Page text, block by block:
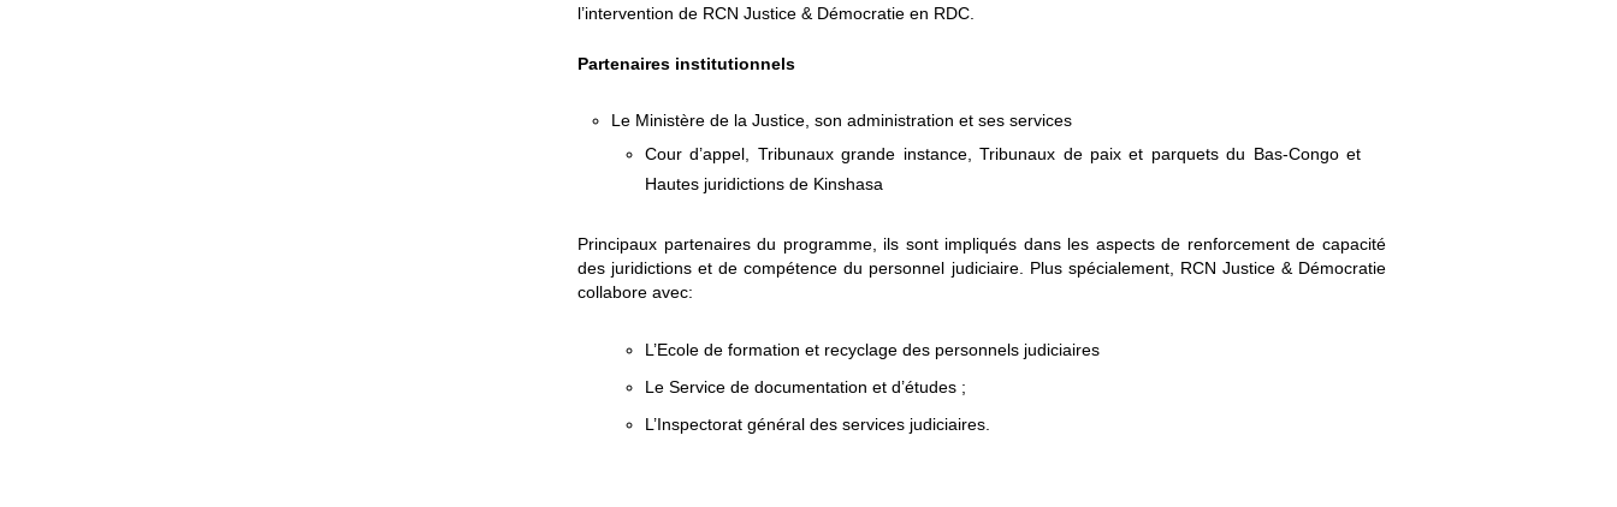
l’intervention de RCN Justice & Démocratie en RDC.
Partenaires institutionnels
Le Ministère de la Justice, son administration et ses services
Cour d’appel, Tribunaux grande instance, Tribunaux de paix et parquets du Bas-Congo et
Hautes juridictions de Kinshasa
Principaux partenaires du programme, ils sont impliqués dans les aspects de renforcement de capacité
des juridictions et de compétence du personnel judiciaire. Plus spécialement, RCN Justice & Démocratie
collabore avec:
L’Ecole de formation et recyclage des personnels judiciaires
Le Service de documentation et d’études ;
L’Inspectorat général des services judiciaires.